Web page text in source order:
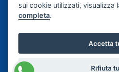
sui cookie utilizzati, visualizza
completa.
Accetta
Rifiuta
©2024-2026 Casa di Cura